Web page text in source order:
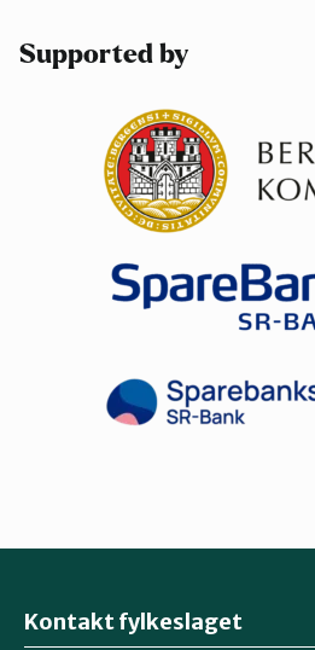
Supported by
Kontakt fylkeslaget